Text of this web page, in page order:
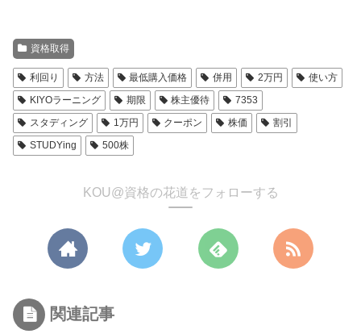
資格取得
利回り 方法 最低購入価格 併用 2万円
使い方
KIYOラーニング
期限 株主優待
7353
スタディング
1万円 クーポン 株価
割引
STUDYing
500株
KOU@資格の花道をフォローする
関連記事